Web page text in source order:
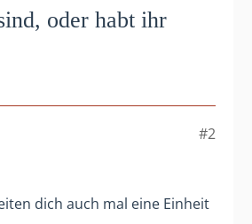
oder habt ihr
#2
dich auch mal eine Einheit